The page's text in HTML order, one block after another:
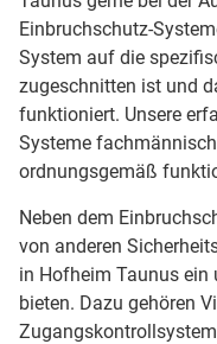
Einbruchschutz-
System auf die
zugeschnitten ist und
funktioniert. Unsere
Systeme
ordnungsgemäß
Neben dem
von anderen
in Hofheim Taunus ein
bieten. Dazu gehören